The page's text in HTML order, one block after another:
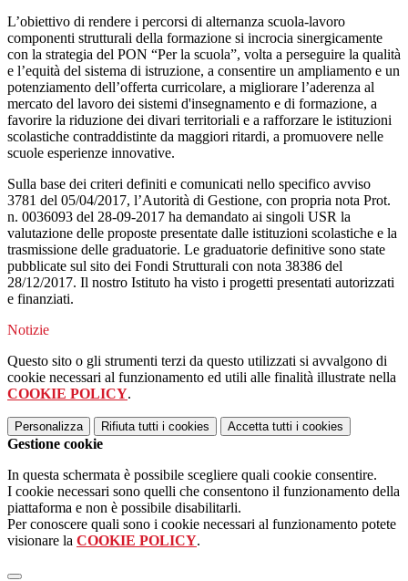
L’obiettivo di rendere i percorsi di alternanza scuola-lavoro
componenti strutturali della formazione si incrocia sinergicamente
con la strategia del PON “Per la scuola”, volta a perseguire la qualità
e l’equità del sistema di istruzione, a consentire un ampliamento e un
potenziamento dell’offerta curricolare, a migliorare l’aderenza al
mercato del lavoro dei sistemi d'insegnamento e di formazione, a
favorire la riduzione dei divari territoriali e a rafforzare le istituzioni
scolastiche contraddistinte da maggiori ritardi, a promuovere nelle
scuole esperienze innovative.
Sulla base dei criteri definiti e comunicati nello specifico avviso
3781 del 05/04/2017, l’Autorità di Gestione, con propria nota Prot.
n. 0036093 del 28-09-2017 ha demandato ai singoli USR la
valutazione delle proposte presentate dalle istituzioni scolastiche e la
trasmissione delle graduatorie. Le graduatorie definitive sono state
pubblicate sul sito dei Fondi Strutturali con nota 38386 del
28/12/2017. Il nostro Istituto ha visto i progetti presentati autorizzati
e finanziati.
Notizie
Questo sito o gli strumenti terzi da questo utilizzati si avvalgono di
cookie necessari al funzionamento ed utili alle finalità illustrate nella
COOKIE POLICY.
Personalizza Rifiuta tutti i cookies Accetta tutti i cookies
Gestione cookie
In questa schermata è possibile scegliere quali cookie consentire.
I cookie necessari sono quelli che consentono il funzionamento della
piattaforma e non è possibile disabilitarli.
Per conoscere quali sono i cookie necessari al funzionamento potete
visionare la COOKIE POLICY.